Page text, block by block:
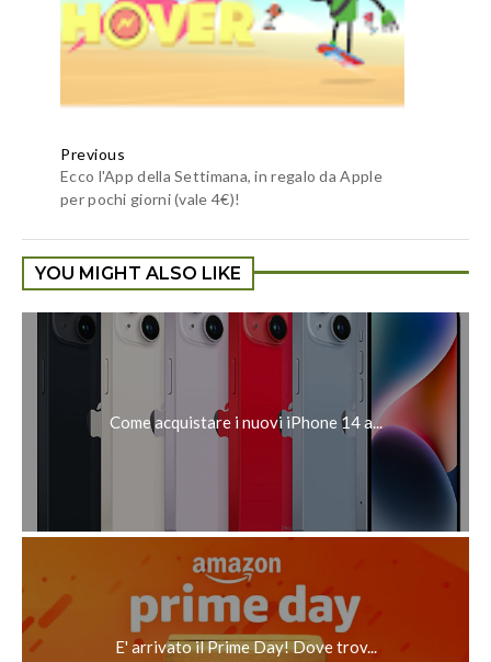
Previous
Ecco l'App della Settimana, in regalo da Apple
per pochi giorni (vale 4€)!
YOU MIGHT ALSO LIKE
Come acquistare i nuovi iPhone 14 a...
E' arrivato il Prime Day! Dove trov...